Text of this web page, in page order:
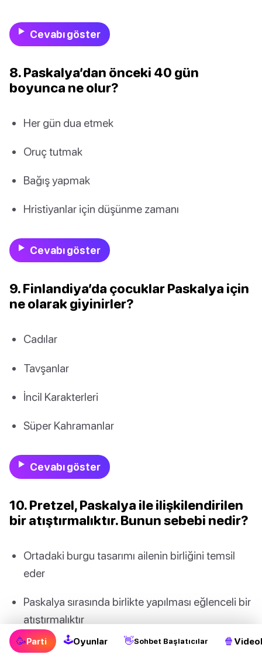
Cevabı göster
8. Paskalya’dan önceki 40 gün
boyunca ne olur?
Her gün dua etmek
Oruç tutmak
Bağış yapmak
Hristiyanlar için düşünme zamanı
Cevabı göster
9. Finlandiya’da çocuklar Paskalya için
ne olarak giyinirler?
Cadılar
Tavşanlar
İncil Karakterleri
Süper Kahramanlar
Cevabı göster
10. Pretzel, Paskalya ile ilişkilendirilen
bir atıştırmalıktır. Bunun sebebi nedir?
Ortadaki burgu tasarımı ailenin birliğini temsil
eder
Paskalya sırasında birlikte yapılması eğlenceli bir
atıştırmalıktır
Almanlar yaptı
🥳Parti 🕹Oyunlar 👋Sohbet Başlatıcılar 🍿